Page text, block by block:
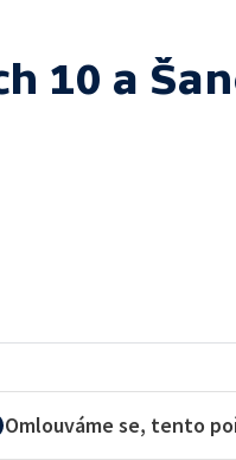
10 a
Omlouváme se, tento